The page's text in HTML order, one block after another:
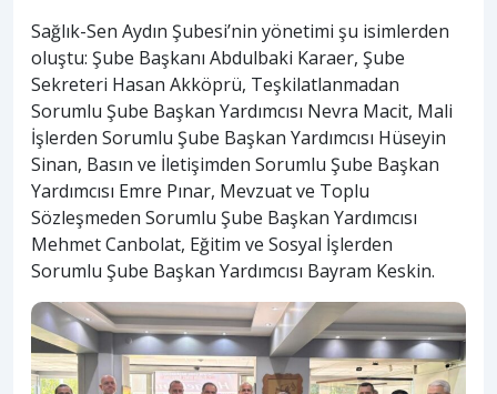
Sağlık-Sen Aydın Şubesi’nin yönetimi şu isimlerden
oluştu: Şube Başkanı Abdulbaki Karaer, Şube
Sekreteri Hasan Akköprü, Teşkilatlanmadan
Sorumlu Şube Başkan Yardımcısı Nevra Macit, Mali
İşlerden Sorumlu Şube Başkan Yardımcısı Hüseyin
Sinan, Basın ve İletişimden Sorumlu Şube Başkan
Yardımcısı Emre Pınar, Mevzuat ve Toplu
Sözleşmeden Sorumlu Şube Başkan Yardımcısı
Mehmet Canbolat, Eğitim ve Sosyal İşlerden
Sorumlu Şube Başkan Yardımcısı Bayram Keskin.